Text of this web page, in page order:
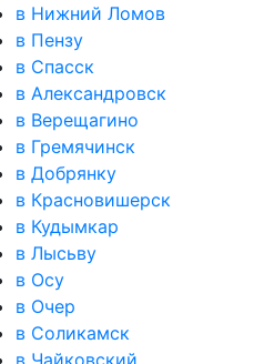
в Нижний Ломов
в Пензу
в Спасск
в Александровск
в Верещагино
в Гремячинск
в Добрянку
в Красновишерск
в Кудымкар
в Лысьву
в Осу
в Очер
в Соликамск
в Чайковский